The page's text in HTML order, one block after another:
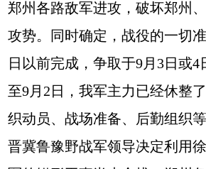
郑州各路敌军进攻，破坏郑州
攻势。同时确定，战役的一切
日以前完成，争取于9月3日或4
至9月2日，我军主力已经休整
织动员、战场准备、后勤组织
晋冀鲁豫野战军领导决定利用